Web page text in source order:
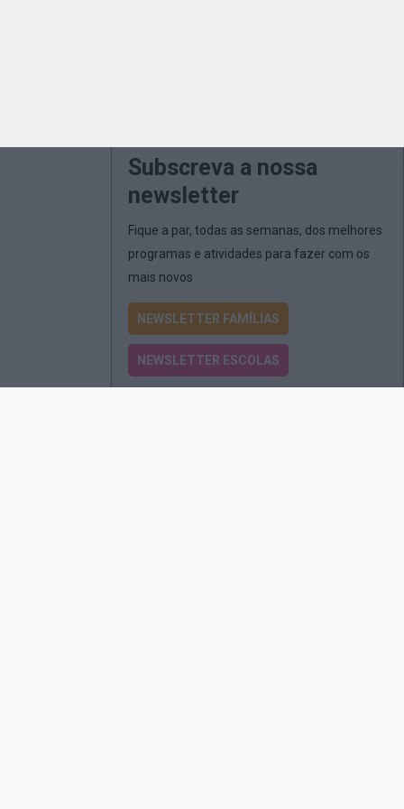
Subscreva a nossa
newsletter
Fique a par, todas as semanas, dos melhores
programas e atividades para fazer com os
mais novos
NEWSLETTER FAMÍLIAS
NEWSLETTER ESCOLAS